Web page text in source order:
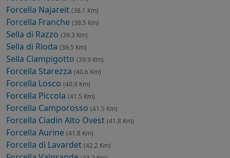
Forcella Najareit (38.1 Km)
Forcella Franche (38.5 Km)
Sella di Razzo (39.3 Km)
Sella di Rioda (39.5 Km)
Sella Ciampigotto (39.9 Km)
Forcella Starezza (40.6 Km)
Forcella Losco (40.9 Km)
Forcella Piccola (41.5 Km)
Forcella Camporosso (41.5 Km)
Forcella Ciadin Alto Ovest (41.8 Km)
Forcella Aurine (41.8 Km)
Forcella di Lavardet (42.2 Km)